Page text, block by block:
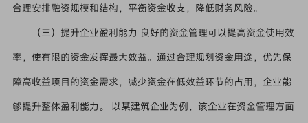
合理安排融资规模和结构，平衡资金收支，降低财务风险。
（三）提升企业盈利能力 良好的资金管理可以提高资金使用效
率，使有限的资金发挥最大效益。通过合理规划资金用途，优先保
障高收益项目的资金需求，减少资金在低效益环节的占用，企业能
够提升整体盈利能力。 以某建筑企业为例，该企业在资金管理方面